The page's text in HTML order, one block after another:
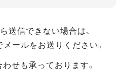
送信できない場合は、
メールをお送りください。
せも承っております。